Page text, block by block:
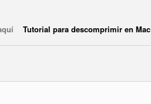
Tutorial para descomprimir en Mac